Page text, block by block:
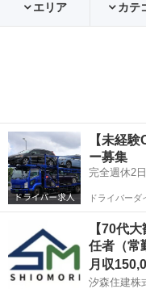
エリア カテ
【未経
ー募集
完全週休2
ドライバーダ
【70代
任者（常
月収
汐森住建株